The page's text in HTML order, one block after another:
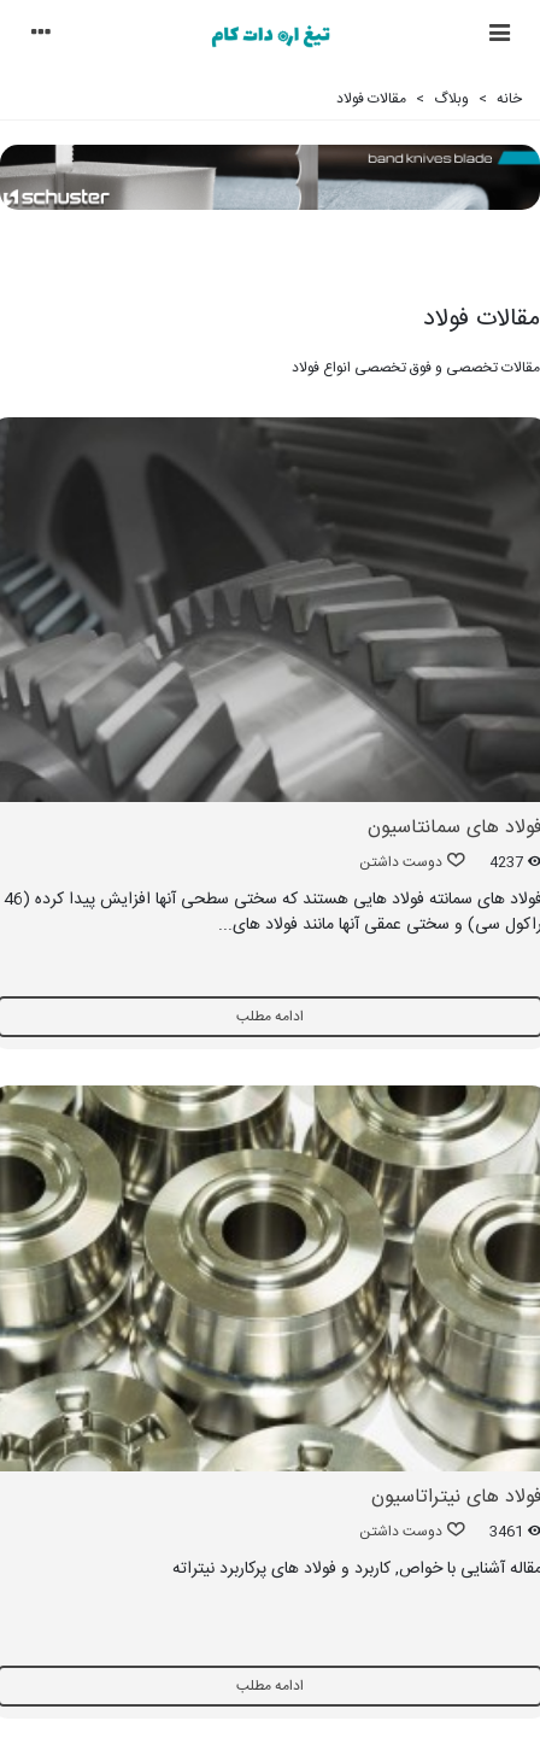
خانه > وبلاگ > مقالات فولاد
مقالات فولاد
مقالات تخصصی و فوق تخصصی انواع فولاد
های سمانتاسیون
4237 دوست داشتن
فولاد های سمانته فولاد هایی هستند که سختی سطحی آنها افزایش پیدا کرده (46
سی) و سختی عمقی آنها مانند فولاد های...
ادامه مطلب
های نیتراتاسیون
3461 دوست داشتن
آشنایی با خواص, کاربرد و فولاد های پرکاربرد نیتراته
ادامه مطلب